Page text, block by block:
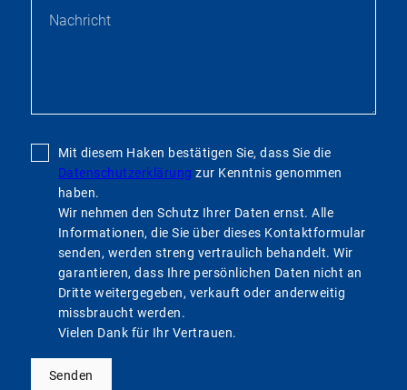
Mit diesem Haken bestätigen Sie, dass Sie die
Datenschutzerklärung zur Kenntnis genommen
haben.
Wir nehmen den Schutz Ihrer Daten ernst. Alle
Informationen, die Sie über dieses Kontaktformular
senden, werden streng vertraulich behandelt. Wir
garantieren, dass Ihre persönlichen Daten nicht an
Dritte weitergegeben, verkauft oder anderweitig
missbraucht werden.
Vielen Dank für Ihr Vertrauen.
Senden